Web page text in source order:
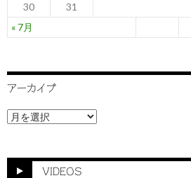
« 7月
30
31
アーカイブ
ア
ー
VIDEOS